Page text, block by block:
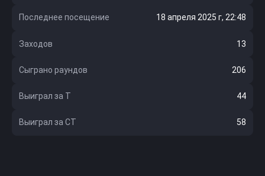
Последнее посещение 18 апреля 2025 г, 22:48
Заходов 13
Сыграно раундов 206
Выиграл за Т 44
Выиграл за CT 58